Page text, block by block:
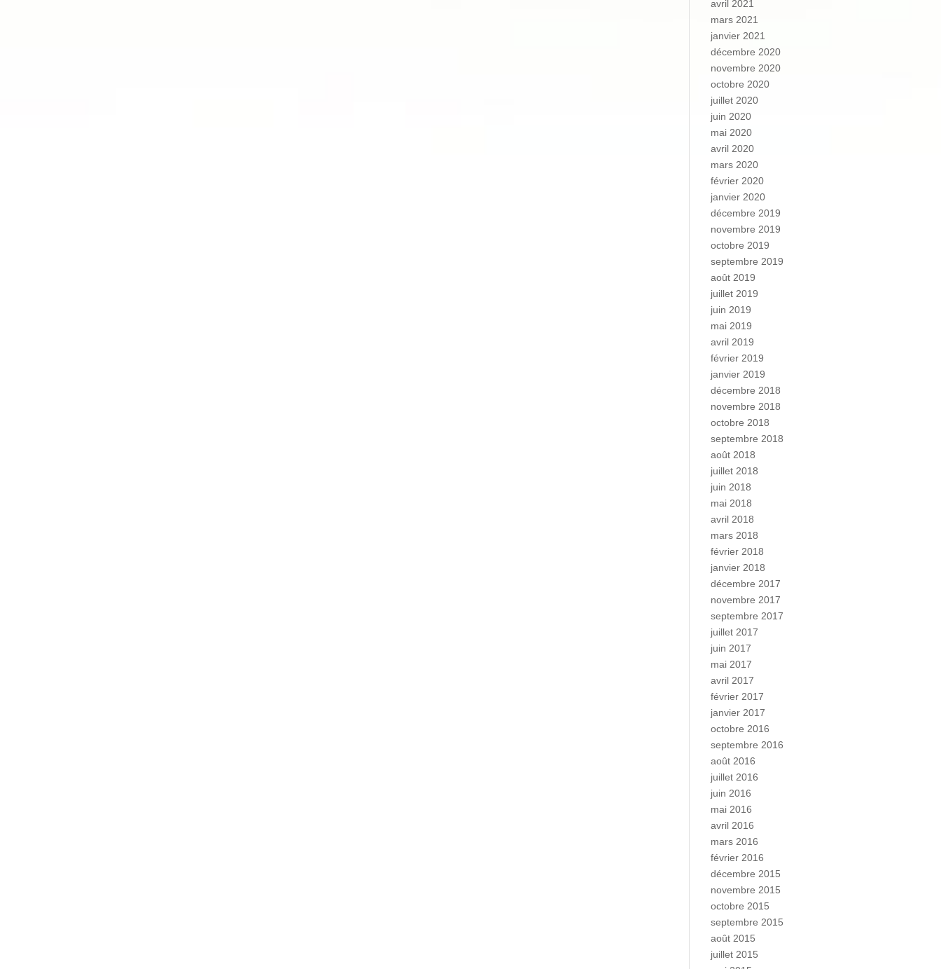
avril 2021
mars 2021
janvier 2021
décembre 2020
novembre 2020
octobre 2020
juillet 2020
juin 2020
mai 2020
avril 2020
mars 2020
février 2020
janvier 2020
décembre 2019
novembre 2019
octobre 2019
septembre 2019
août 2019
juillet 2019
juin 2019
mai 2019
avril 2019
février 2019
janvier 2019
décembre 2018
novembre 2018
octobre 2018
septembre 2018
août 2018
juillet 2018
juin 2018
mai 2018
avril 2018
mars 2018
février 2018
janvier 2018
décembre 2017
novembre 2017
septembre 2017
juillet 2017
juin 2017
mai 2017
avril 2017
février 2017
janvier 2017
octobre 2016
septembre 2016
août 2016
juillet 2016
juin 2016
mai 2016
avril 2016
mars 2016
février 2016
décembre 2015
novembre 2015
octobre 2015
septembre 2015
août 2015
juillet 2015